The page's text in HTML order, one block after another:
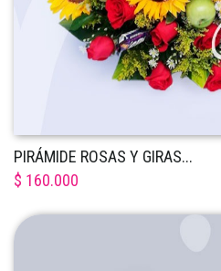
PIRÁMIDE ROSAS Y GIRAS...
$ 160.000